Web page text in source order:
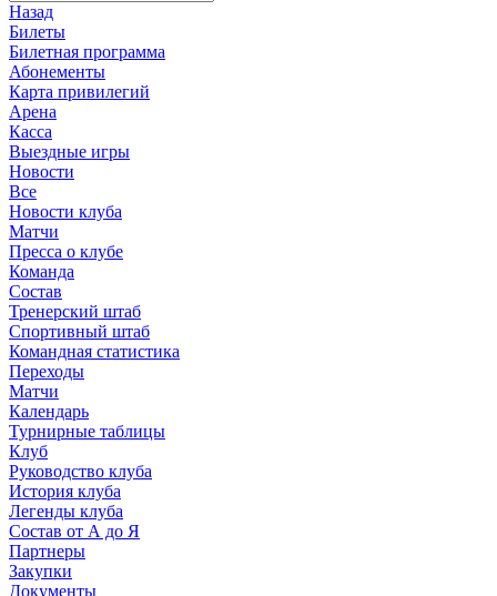
Назад
Билеты
Билетная программа
Абонементы
Карта привилегий
Арена
Касса
Выездные игры
Новости
Все
Новости клуба
Матчи
Пресса о клубе
Команда
Состав
Тренерский штаб
Спортивный штаб
Командная статистика
Переходы
Матчи
Календарь
Турнирные таблицы
Клуб
Руководство клуба
История клуба
Легенды клуба
Состав от А до Я
Партнеры
Закупки
Документы